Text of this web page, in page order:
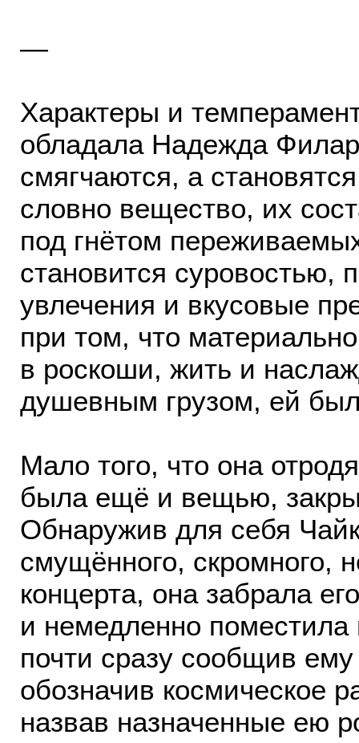
—
Характеры и
обладала Надежда
смягчаются, а
словно вещество, их
под гнётом
становится суровостью,
увлечения и вкусовые
при том, что
в роскоши, жить и
душевным грузом, ей
Мало того, что она
была ещё и вещью,
Обнаружив для себя
смущённого, скромного,
концерта, она забрала
и немедленно поместила
почти сразу сообщив
обозначив космическое
назвав назначенные ею